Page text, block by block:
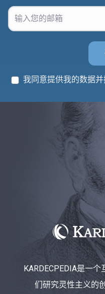
我同意提供我的数据
KARDECPEDIA是一
们研究灵性主义的